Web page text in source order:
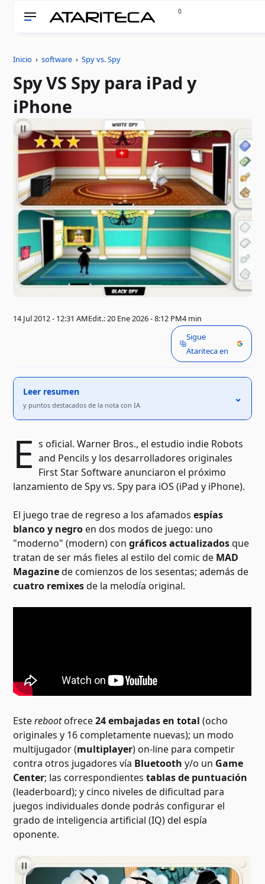
0
Inicio ›software ›Spy vs. Spy
Spy VS Spy para iPad y
iPhone
14 Jul 2012 - 12:31 AMEdit.: 20 Ene 2026 - 8:12 PM4 min
Sigue
Atariteca en
Leer resumen
y puntos destacados de la nota con IA
⌃
E s oficial. Warner Bros., el estudio indie Robots
and Pencils y los desarrolladores originales
First Star Software anunciaron el próximo
lanzamiento de Spy vs. Spy para iOS (iPad y iPhone).
El juego trae de regreso a los afamadosespías
blanco y negroen dos modos de juego: uno
"moderno" (modern) congráficos actualizadosque
tratan de ser más fieles al estilo del comic de MAD
Magazinede comienzos de los sesentas; además de
cuatro remixesde la melodía original.
Esterebootofrece24 embajadas en total(ocho
originales y 16 completamente nuevas); un modo
multijugador (multiplayer) on-line para competir
contra otros jugadores vía Bluetooth y/o un Game
Center; las correspondientestablas de puntuación
(leaderboard); y cinco niveles de dificultad para
juegos individuales donde podrás configurar el
grado de inteligencia artificial (IQ) del espía
oponente.